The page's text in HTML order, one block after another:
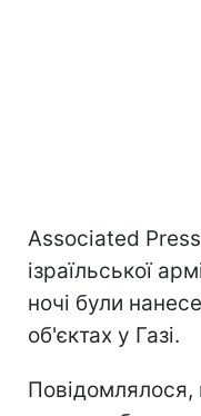
Associated
ізраїльської
ночі були
об'єктах у Газі.